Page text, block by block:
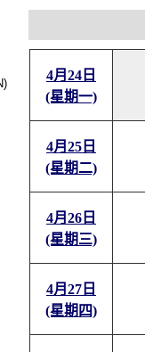
4月24日
(星期一)
4月25日
(星期二)
4月26日
(星期三)
4月27日
(星期四)